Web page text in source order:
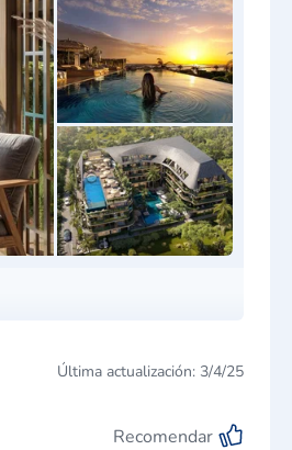
Última actualización: 3/4/25
Recomendar